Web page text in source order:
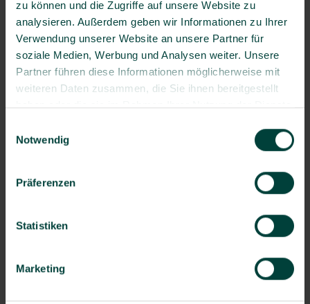
zu können und die Zugriffe auf unsere Website zu
analysieren. Außerdem geben wir Informationen zu Ihrer
Verwendung unserer Website an unsere Partner für
soziale Medien, Werbung und Analysen weiter. Unsere
Partner führen diese Informationen möglicherweise mit
weiteren Daten zusammen, die Sie ihnen bereitgestellt
haben oder die sie im Rahmen Ihrer Nutzung der Dienste
Notwendig
Präferenzen
Statistiken
Marketing
Stephan Anders-Krummnacker:Die Geburt meines
Sohnes.
Welchen Traum möchtest du dir noch erfüllen?
weitere Kulturen und Regionen der Welt kennenlernen.
Autor